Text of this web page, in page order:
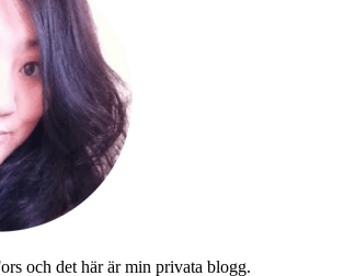
och det här är min privata blogg.